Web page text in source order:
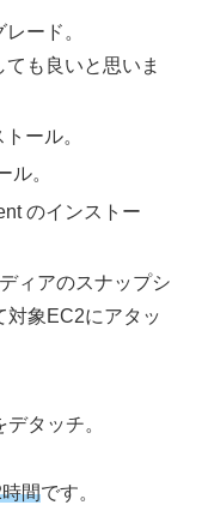
ード。
も良いと思いま
ール。
ル。
のインストー
ィアのスナップシ
対象EC2にアタッ
タッチ。
間です。